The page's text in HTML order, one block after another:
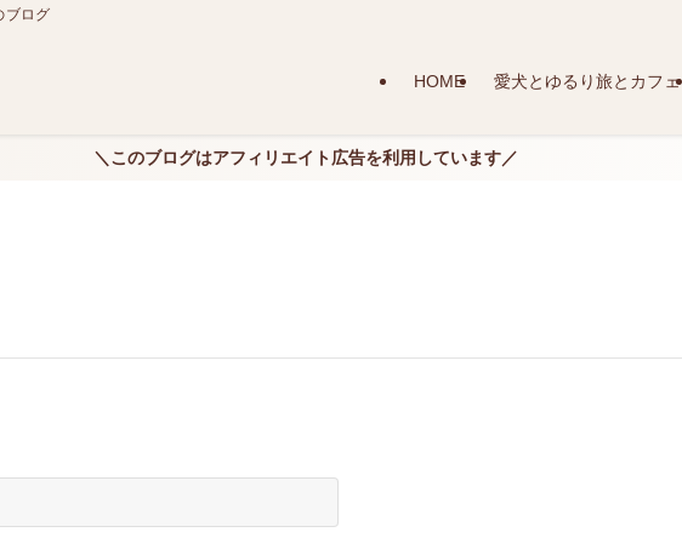
ブログ
HOME 愛犬とゆるり旅とカフェ
＼このブログはアフィリエイト広告を利用しています／